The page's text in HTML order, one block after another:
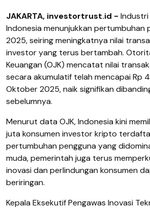
JAKARTA, investortrust.id -
Indonesia menunjukkan pertumbuhan
2025, seiring meningkatnya nilai
investor yang terus bertambah.
Keuangan (OJK) mencatat nilai
secara akumulatif telah mencapai Rp
Oktober 2025, naik signifikan
sebelumnya.
Menurut data OJK, Indonesia kini
juta konsumen investor kripto
pertumbuhan pengguna yang
muda, pemerintah juga terus
inovasi dan perlindungan konsumen
beriringan.
Kepala Eksekutif Pengawas Inovasi